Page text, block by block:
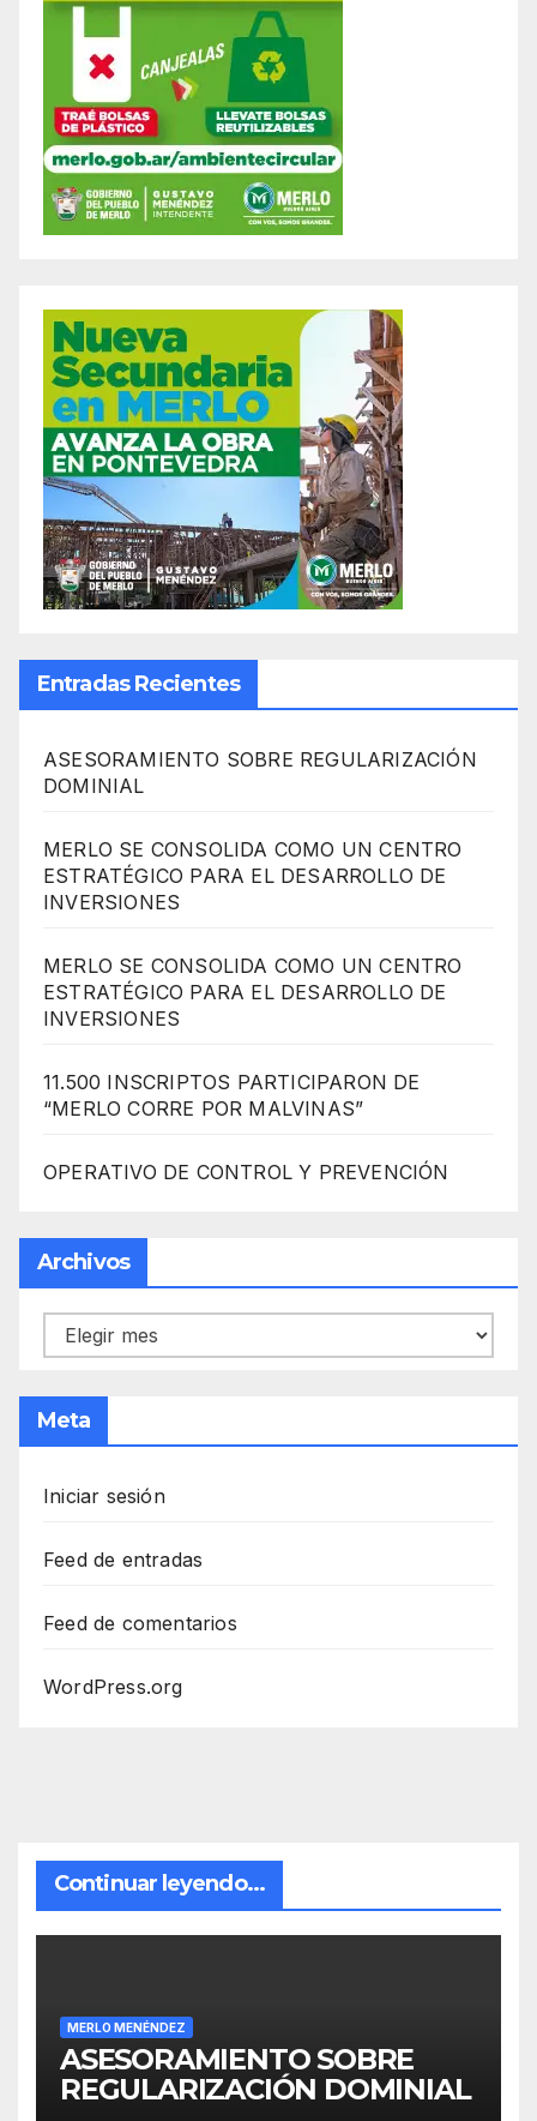
Entradas Recientes
ASESORAMIENTO SOBRE REGULARIZACIÓN
DOMINIAL
MERLO SE CONSOLIDA COMO UN CENTRO
ESTRATÉGICO PARA EL DESARROLLO DE
INVERSIONES
MERLO SE CONSOLIDA COMO UN CENTRO
ESTRATÉGICO PARA EL DESARROLLO DE
INVERSIONES
11.500 INSCRIPTOS PARTICIPARON DE
“MERLO CORRE POR MALVINAS”
OPERATIVO DE CONTROL Y PREVENCIÓN
Archivos
Archivos
Meta
Iniciar sesión
Feed de entradas
Feed de comentarios
WordPress.org
Continuar leyendo...
MERLO MENÉNDEZ
ASESORAMIENTO SOBRE
REGULARIZACIÓN DOMINIAL